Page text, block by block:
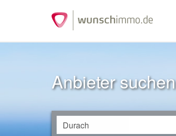
Anbieter suchen